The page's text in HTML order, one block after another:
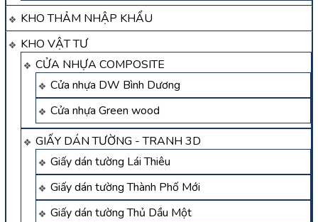
KHO THẢM NHẬP KHẨU
KHO VẬT TƯ
CỬA NHỰA COMPOSITE
Cửa nhựa DW Bình Dương
Cửa nhựa Green wood
GIẤY DÁN TƯỜNG - TRANH 3D
Giấy dán tường Lái Thiêu
Giấy dán tường Thành Phố Mới
Giấy dán tường Thủ Dầu Một